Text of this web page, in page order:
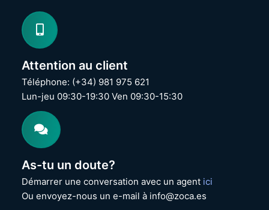
Attention au client
Téléphone: (+34) 981 975 621
Lun-jeu 09:30-19:30 Ven 09:30-15:30
As-tu un doute?
Démarrer une conversation avec un agent ici
Ou envoyez-nous un e-mail à info@zoca.es